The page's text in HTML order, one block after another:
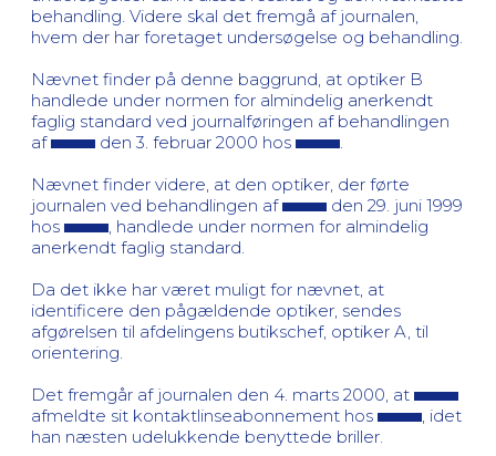
behandling. Videre skal det fremgå af journalen,
hvem der har foretaget undersøgelse og behandling.
Nævnet finder på denne baggrund, at optiker B
handlede under normen for almindelig anerkendt
faglig standard ved journalføringen af behandlingen
af
den 3. februar 2000 hos
Nævnet finder videre, at den optiker, der førte
journalen ved behandlingen af
den 29. juni 1999
hos
, handlede under normen for almindelig
anerkendt faglig standard.
Da det ikke har været muligt for nævnet, at
identificere den pågældende optiker, sendes
afgørelsen til afdelingens butikschef, optiker A, til
orientering.
Det fremgår af journalen den 4. marts 2000, at
afmeldte sit kontaktlinseabonnement hos
, idet
han næsten udelukkende benyttede briller.